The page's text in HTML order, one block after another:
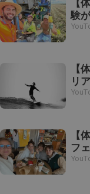
【
験
【
リ
【
フ